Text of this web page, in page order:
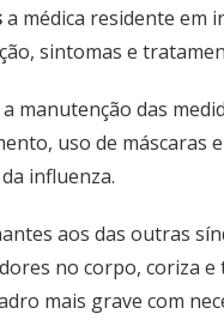
a médica residente em
sintomas e
manutenção das
uso de máscaras
influenza.
aos das outras
no corpo, coriza
mais grave com